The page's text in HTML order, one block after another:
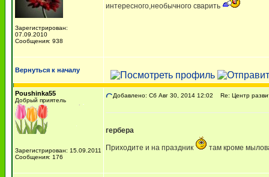
Зарегистрирован:
07.09.2010
Сообщения: 938
интересного,необычного сварить
Вернуться к началу
Poushinka55
Добрый приятель
Зарегистрирован: 15.09.2011
Сообщения: 176
Добавлено: Сб Авг 30, 2014 12:02 Re: Центр
гербера
Приходите и на праздник там кроме